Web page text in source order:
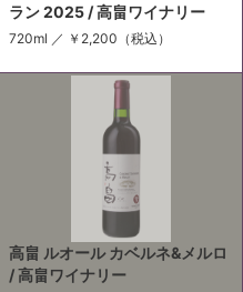
ラン 2025 / 高畠ワイナリー
720ml ／ ￥2,200 （税込）
高畠 ルオール カベルネ&メルロ
/ 高畠ワイナリー